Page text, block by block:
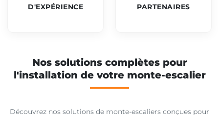
D'EXPÉRIENCE
PARTENAIRES
Nos solutions complètes pour
l'installation de votre monte-escalier
Découvrez nos solutions de monte-escaliers conçues pour